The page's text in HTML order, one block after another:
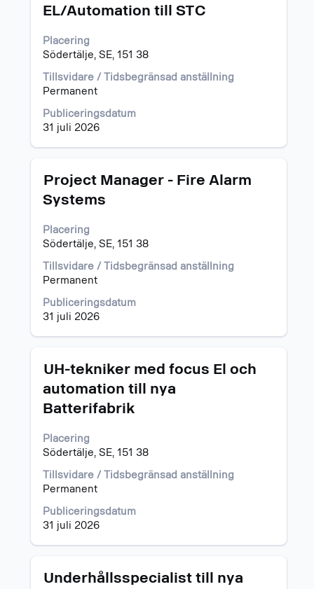
EL/Automation till STC
Placering
Södertälje, SE, 151 38
Tillsvidare / Tidsbegränsad anställning
Permanent
Publiceringsdatum
31 juli 2026
blankstegstangenten
att
visa
allt
innehåll
jobbeskrivningen.
Titel
Project Manager - Fire Alarm
Systems
Placering
Södertälje, SE, 151 38
Tillsvidare / Tidsbegränsad anställning
Permanent
Publiceringsdatum
31 juli 2026
Klicka
blankstegstangenten
att
visa
allt
innehåll
jobbeskrivningen.
Titel
UH-tekniker med focus El och
automation till nya
Batterifabrik
Placering
Södertälje, SE, 151 38
Tillsvidare / Tidsbegränsad anställning
Permanent
Publiceringsdatum
31 juli 2026
Klicka
blankstegstangenten
för
visa
allt
jobbeskrivningen.
Titel
Underhållsspecialist till nya
Klicka